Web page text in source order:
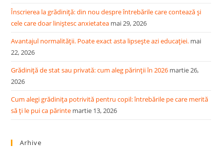
Înscrierea la grădiniță: din nou despre întrebările care contează și
cele care doar liniștesc anxietatea mai 29, 2026
Avantajul normalității. Poate exact asta lipsește azi educației. mai
22, 2026
Grădiniță de stat sau privată: cum aleg părinții în 2026 martie 26,
2026
Cum alegi grădinița potrivită pentru copil: întrebările pe care merită
să ți le pui ca părinte martie 13, 2026
Arhive